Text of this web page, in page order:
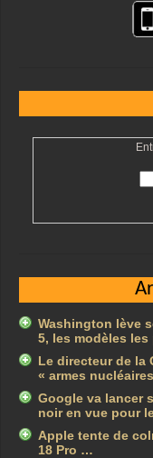
Washington lève
5, les modèles
Le directeur de la
« armes
Google va lancer
noir en vue pour
Apple tente de
18 Pro …